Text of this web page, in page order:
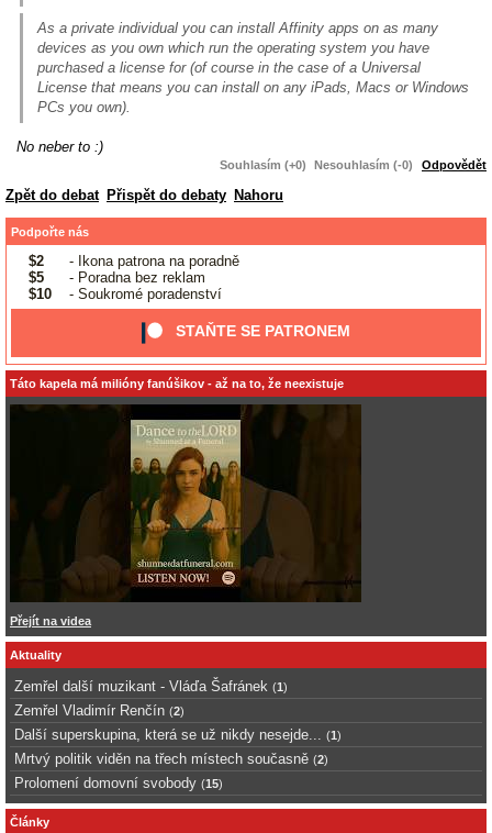
As a private individual you can install Affinity apps on as many
devices as you own which run the operating system you have
purchased a license for (of course in the case of a Universal
License that means you can install on any iPads, Macs or Windows
PCs you own).
No neber to :)
Souhlasím (+0) Nesouhlasím (-0) Odpovědět
Zpět do debat Přispět do debaty Nahoru
Podpořte nás
$2
- Ikona patrona na poradně
$5
- Poradna bez reklam
$10
- Soukromé poradenství
STAŇTE SE PATRONEM
Táto kapela má milióny fanúšikov - až na to, že neexistuje
Přejít na videa
Aktuality
Zemřel další muzikant - Vláďa Šafránek (1 )
Zemřel Vladimír Renčín (2)
Další superskupina, která se už nikdy nesejde... (1 )
Mrtvý politik viděn na třech místech současně (2)
Prolomení domovní svobody (15)
Články